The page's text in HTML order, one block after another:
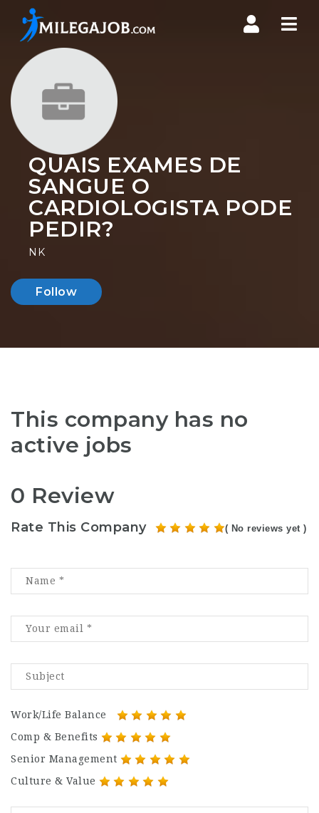
QUAIS EXAMES DE
SANGUE O
CARDIOLOGISTA PODE
PEDIR?
NK
Follow
This company has no
active jobs
0 Review
Rate This Company ( No reviews yet )
Work/Life Balance
Comp & Benefits
Senior Management
Culture & Value